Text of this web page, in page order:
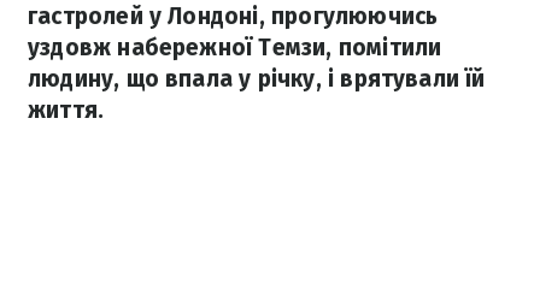
гастролей у Лондоні, прогулюючись
уздовж набережної Темзи, помітили
людину, що впала у річку, і врятували їй
життя.